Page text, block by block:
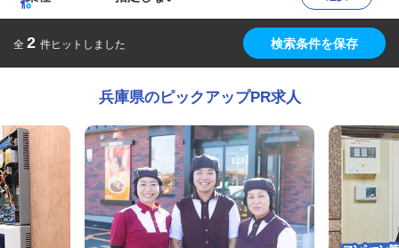
全 2 件ヒットしました 検索条件を保存
兵庫県のピックアップPR求人